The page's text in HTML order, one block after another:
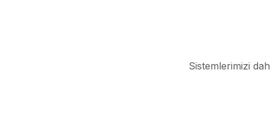
Sistemlerimizi